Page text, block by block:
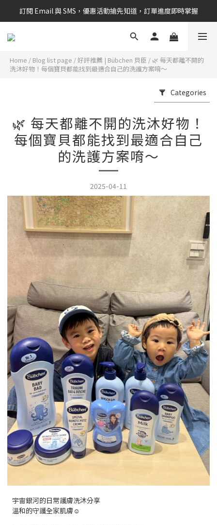
新會員享$100購物金 現在立即加入！
訂閱 Email 與 SMS，優惠活動搶先知道，訂單進度即時掌握
新會員享$100購物金 現在立即加入！
Home / Blog list page /好評推薦 | Bübchen 貝臣 / 🌿 每天都離不開的
洗沐好物！每個寶貝都能找到最適合自己的洗護方案唷～
Categories
🌿 每天都離不開的洗沐好物！
每個寶貝都能找到最適合自己
的洗護方案唷～
2025-04-11
宇宙銀河的日常護膚洗沐分享
溫和的守護全家肌膚☺️